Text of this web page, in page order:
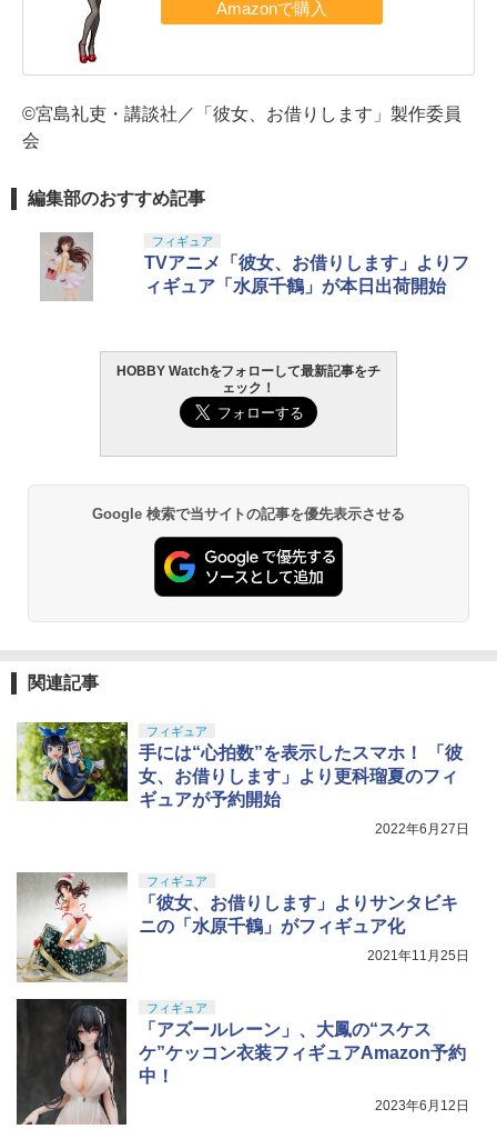
©宮島礼吏・講談社／「彼女、お借りします」製作委員
会
編集部のおすすめ記事
フィギュア
TVアニメ「彼女、お借りします」よりフ
ィギュア「水原千鶴」が本日出荷開始
HOBBY Watchをフォローして最新記事をチ
ェック！
Google 検索で当サイトの記事を優先表示させる
関連記事
フィギュア
手には“心拍数”を表示したスマホ！ 「彼
女、お借りします」より更科瑠夏のフィ
ギュアが予約開始
2022年6月27日
フィギュア
「彼女、お借りします」よりサンタビキ
ニの「水原千鶴」がフィギュア化
2021年11月25日
フィギュア
「アズールレーン」、大鳳の“スケス
ケ”ケッコン衣装フィギュアAmazon予約
中！
2023年6月12日